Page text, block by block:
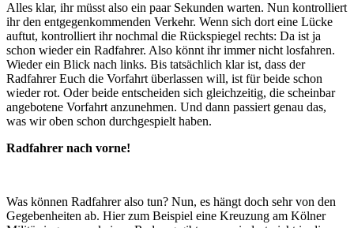
Alles klar, ihr müsst also ein paar Sekunden warten. Nun kontrolliert
ihr den entgegenkommenden Verkehr. Wenn sich dort eine Lücke
auftut, kontrolliert ihr nochmal die Rückspiegel rechts: Da ist ja
schon wieder ein Radfahrer. Also könnt ihr immer nicht losfahren.
Wieder ein Blick nach links. Bis tatsächlich klar ist, dass der
Radfahrer Euch die Vorfahrt überlassen will, ist für beide schon
wieder rot. Oder beide entscheiden sich gleichzeitig, die scheinbar
angebotene Vorfahrt anzunehmen. Und dann passiert genau das,
was wir oben schon durchgespielt haben.
Radfahrer nach vorne!
Was können Radfahrer also tun? Nun, es hängt doch sehr von den
Gegebenheiten ab. Hier zum Beispiel eine Kreuzung am Kölner